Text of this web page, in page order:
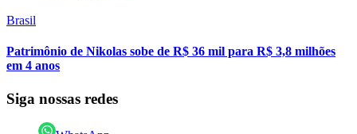
Brasil
Patrimônio de Nikolas sobe de R$ 36 mil para R$ 3,8 milhões
em 4 anos
Siga nossas redes